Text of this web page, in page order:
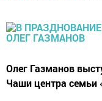
Олег Газманов
Чаши центра семьи